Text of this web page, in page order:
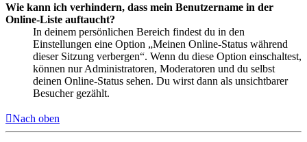
Wie kann ich verhindern, dass mein Benutzername in der
Online-Liste auftaucht?
In deinem persönlichen Bereich findest du in den
Einstellungen eine Option „Meinen Online-Status während
dieser Sitzung verbergen“. Wenn du diese Option einschaltest,
können nur Administratoren, Moderatoren und du selbst
deinen Online-Status sehen. Du wirst dann als unsichtbarer
Besucher gezählt.
Nach oben